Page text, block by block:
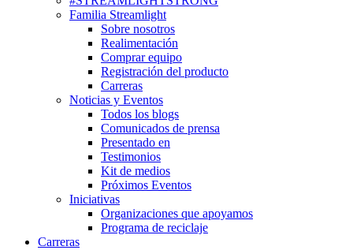
Familia Streamlight
Sobre nosotros
Realimentación
Comprar equipo
Registración del producto
Carreras
Noticias y Eventos
Todos los blogs
Comunicados de prensa
Presentado en
Testimonios
Kit de medios
Próximos Eventos
Iniciativas
Organizaciones que apoyamos
Programa de reciclaje
Carreras